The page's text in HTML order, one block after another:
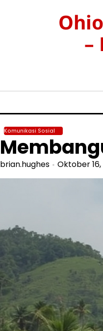
–
Komunikasi Sosial
brian.hughes Oktober